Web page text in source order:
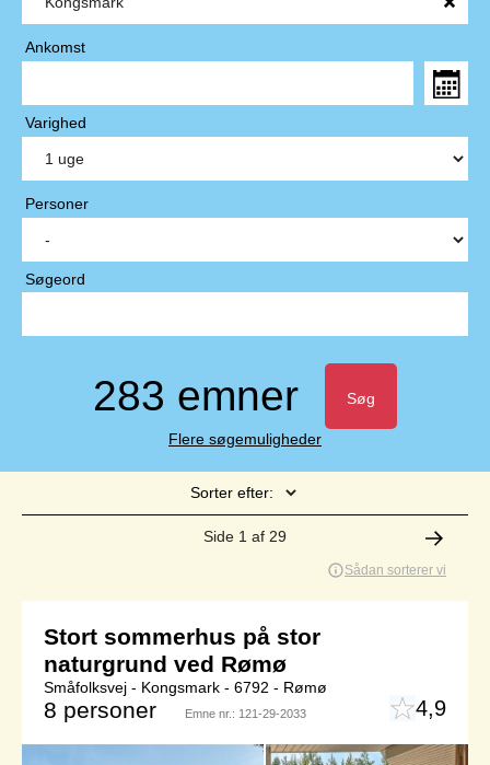
Ankomst
Varighed
Personer
Søgeord
283 emner Søg
Flere søgemuligheder
Sorter efter:
Side 1 af 29
Sådan sorterer vi
Stort sommerhus på stor
naturgrund ved Rømø
Småfolksvej - Kongsmark - 6792 - Rømø
8 personer Emne nr.: 121-29-2033 4,9